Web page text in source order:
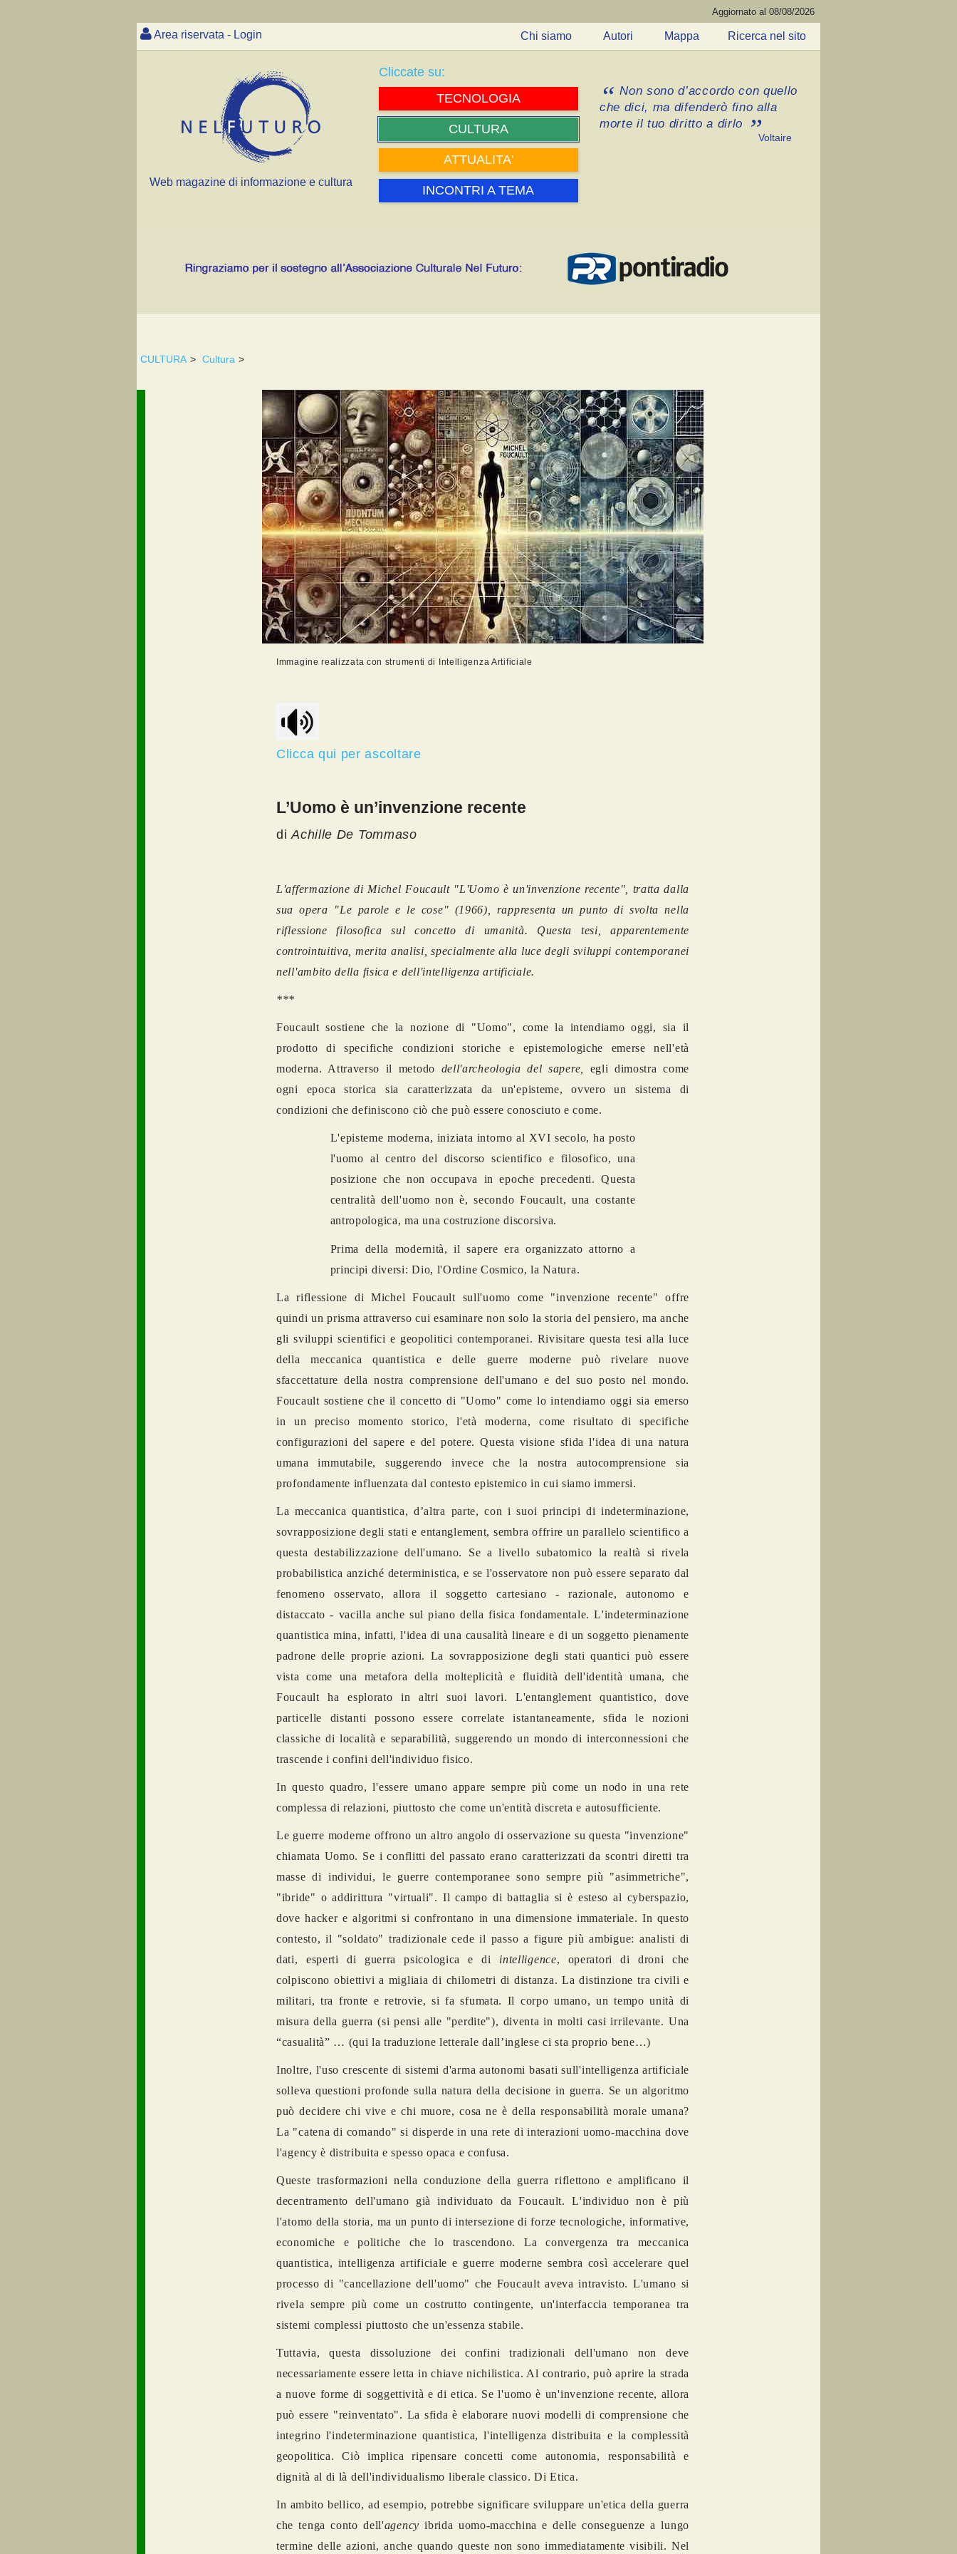
Aggiornato al 08/08/2026
Area riservata - Login Chi siamo Autori Mappa Ricerca nel sito
Web magazine di informazione e cultura
Cliccate su:
TECNOLOGIA
CULTURA
ATTUALITA'
INCONTRI A TEMA
Non sono d’accordo con quello
che dici, ma difenderò fino alla
morte il tuo diritto a dirlo
Voltaire
CULTURA > Cultura >
Immagine realizzata con strumenti di Intelligenza Artificiale
Clicca qui per ascoltare
L’Uomo è un’invenzione recente
diAchille De Tommaso
L'affermazione di Michel Foucault "L'Uomo è un'invenzione recente", tratta dalla
sua opera "Le parole e le cose" (1966), rappresenta un punto di svolta nella
riflessione filosofica sul concetto di umanità. Questa tesi, apparentemente
controintuitiva, merita analisi, specialmente alla luce degli sviluppi contemporanei
nell'ambito della fisica e dell'intelligenza artificiale.
***
Foucault sostiene che la nozione di "Uomo", come la intendiamo oggi, sia il
prodotto di specifiche condizioni storiche e epistemologiche emerse nell'età
moderna. Attraverso il metodo dell'archeologia del sapere,
egli dimostra come
ogni epoca storica sia caratterizzata da un'episteme, ovvero un sistema di
condizioni che definiscono ciò che può essere conosciuto e come.
L'episteme moderna, iniziata intorno al XVI secolo, ha posto
l'uomo al centro del discorso scientifico e filosofico, una
posizione che non occupava in epoche precedenti. Questa
centralità dell'uomo non è, secondo Foucault, una costante
antropologica, ma una costruzione discorsiva.
Prima della modernità, il sapere era organizzato attorno a
principi diversi: Dio, l'Ordine Cosmico, la Natura.
La riflessione di Michel Foucault sull'uomo come "invenzione recente" offre
quindi un prisma attraverso cui esaminare non solo la storia del pensiero, ma anche
gli sviluppi scientifici e geopolitici contemporanei. Rivisitare questa tesi alla luce
della meccanica quantistica e delle guerre moderne può rivelare nuove
sfaccettature della nostra comprensione dell'umano e del suo posto nel mondo.
Foucault sostiene che il concetto di "Uomo" come lo intendiamo oggi sia emerso
in un preciso momento storico, l'età moderna, come risultato di specifiche
configurazioni del sapere e del potere. Questa visione sfida l'idea di una natura
umana immutabile, suggerendo invece che la nostra autocomprensione sia
profondamente influenzata dal contesto epistemico in cui siamo immersi.
La meccanica quantistica, d’altra parte, con i suoi principi di indeterminazione,
sovrapposizione degli stati e entanglement, sembra offrire un parallelo scientifico a
questa destabilizzazione dell'umano. Se a livello subatomico la realtà si rivela
probabilistica anziché deterministica, e se l'osservatore non può essere separato dal
fenomeno osservato, allora il soggetto cartesiano - razionale, autonomo e
distaccato - vacilla anche sul piano della fisica fondamentale. L'indeterminazione
quantistica mina, infatti, l'idea di una causalità lineare e di un soggetto pienamente
padrone delle proprie azioni. La sovrapposizione degli stati quantici può essere
vista come una metafora della molteplicità e fluidità dell'identità umana, che
Foucault ha esplorato in altri suoi lavori. L'entanglement quantistico, dove
particelle distanti possono essere correlate istantaneamente, sfida le nozioni
classiche di località e separabilità, suggerendo un mondo di interconnessioni che
trascende i confini dell'individuo fisico.
In questo quadro, l'essere umano appare sempre più come un nodo in una rete
complessa di relazioni, piuttosto che come un'entità discreta e autosufficiente.
Le guerre moderne offrono un altro angolo di osservazione su questa "invenzione"
chiamata Uomo. Se i conflitti del passato erano caratterizzati da scontri diretti tra
masse di individui, le guerre contemporanee sono sempre più "asimmetriche",
"ibride" o addirittura "virtuali". Il campo di battaglia si è esteso al cyberspazio,
dove hacker e algoritmi si confrontano in una dimensione immateriale. In questo
contesto, il "soldato" tradizionale cede il passo a figure più ambigue: analisti di
dati, esperti di guerra psicologica e di intelligence, operatori di droni che
colpiscono obiettivi a migliaia di chilometri di distanza. La distinzione tra civili e
militari, tra fronte e retrovie, si fa sfumata. Il corpo umano, un tempo unità di
misura della guerra (si pensi alle "perdite"), diventa in molti casi irrilevante. Una
“casualità” … (qui la traduzione letterale dall’inglese ci sta proprio bene…)
Inoltre, l'uso crescente di sistemi d'arma autonomi basati sull'intelligenza artificiale
solleva questioni profonde sulla natura della decisione in guerra. Se un algoritmo
può decidere chi vive e chi muore, cosa ne è della responsabilità morale umana?
La "catena di comando" si disperde in una rete di interazioni uomo-macchina dove
l'agency è distribuita e spesso opaca e confusa.
Queste trasformazioni nella conduzione della guerra riflettono e amplificano il
decentramento dell'umano già individuato da Foucault. L'individuo non è più
l'atomo della storia, ma un punto di intersezione di forze tecnologiche, informative,
economiche e politiche che lo trascendono. La convergenza tra meccanica
quantistica, intelligenza artificiale e guerre moderne sembra così accelerare quel
processo di "cancellazione dell'uomo" che Foucault aveva intravisto. L'umano si
rivela sempre più come un costrutto contingente, un'interfaccia temporanea tra
sistemi complessi piuttosto che un'essenza stabile.
Tuttavia, questa dissoluzione dei confini tradizionali dell'umano non deve
necessariamente essere letta in chiave nichilistica. Al contrario, può aprire la strada
a nuove forme di soggettività e di etica. Se l'uomo è un'invenzione recente, allora
può essere "reinventato". La sfida è elaborare nuovi modelli di comprensione che
integrino l'indeterminazione quantistica, l'intelligenza distribuita e la complessità
geopolitica. Ciò implica ripensare concetti come autonomia, responsabilità e
dignità al di là dell'individualismo liberale classico. Di Etica.
In ambito bellico, ad esempio, potrebbe significare sviluppare un'etica della guerra
che tenga conto dell'agency ibrida uomo-macchina e delle conseguenze a lungo
termine delle azioni, anche quando queste non sono immediatamente visibili. Nel